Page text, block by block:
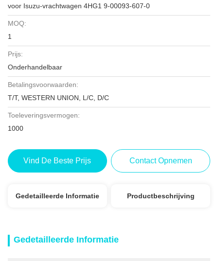
voor Isuzu-vrachtwagen 4HG1 9-00093-607-0
MOQ:
1
Prijs:
Onderhandelbaar
Betalingsvoorwaarden:
T/T, WESTERN UNION, L/C, D/C
Toeleveringsvermogen:
1000
Vind De Beste Prijs Contact Opnemen
Gedetailleerde Informatie Productbeschrijving
Gedetailleerde Informatie